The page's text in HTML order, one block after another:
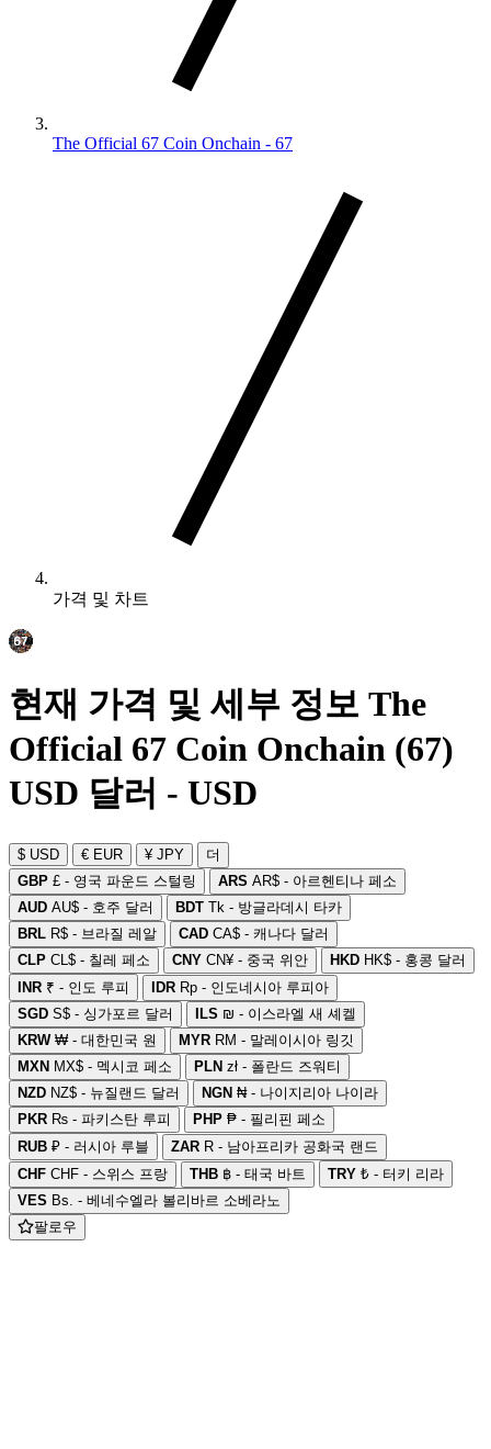
The Official 67 Coin Onchain - 67
가격 및 차트
현재 가격 및 세부 정보 The
Official 67 Coin Onchain (67)
USD 달러 - USD
$ USD € EUR ¥ JPY
더
GBP £ - 영국 파운드 스털링 ARS AR$ - 아르헨티나 페소
AUD AU$ - 호주 달러 BDT Tk - 방글라데시 타카
BRL R$ - 브라질 레알 CAD CA$ - 캐나다 달러
CLP CL$ - 칠레 페소 CNY CN¥ - 중국 위안 HKD HK$ - 홍콩 달러
INR ₹ - 인도 루피 IDR Rp - 인도네시아 루피아
SGD S$ - 싱가포르 달러 ILS ₪ - 이스라엘 새 셰켈
KRW₩ - 대한민국 원 MYR RM - 말레이시아 링깃
MXN MX$ - 멕시코 페소 PLN zł - 폴란드 즈워티
NZD NZ$ - 뉴질랜드 달러 NGN ₦ - 나이지리아 나이라
PKR ₨ - 파키스탄 루피 PHP ₱ - 필리핀 페소
RUB ₽ - 러시아 루블 ZAR R - 남아프리카 공화국 랜드
CHF CHF - 스위스 프랑 THB ฿ - 태국 바트 TRY ₺ - 터키 리라
VES Bs. - 베네수엘라 볼리바르 소베라노
팔로우